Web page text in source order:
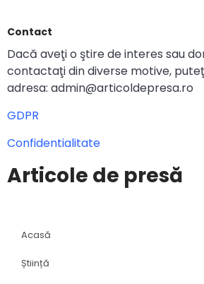
Contact
Dacă aveţi o ştire de interes sau
contactaţi din diverse motive,
adresa: admin@articoldepresa.ro
GDPR
Confidentialitate
Articole de presă
Acasă
Știință